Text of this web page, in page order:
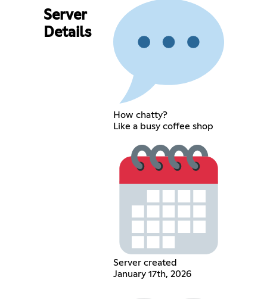
Server
Details
How chatty?
Like a busy coffee shop
Server created
January 17th, 2026